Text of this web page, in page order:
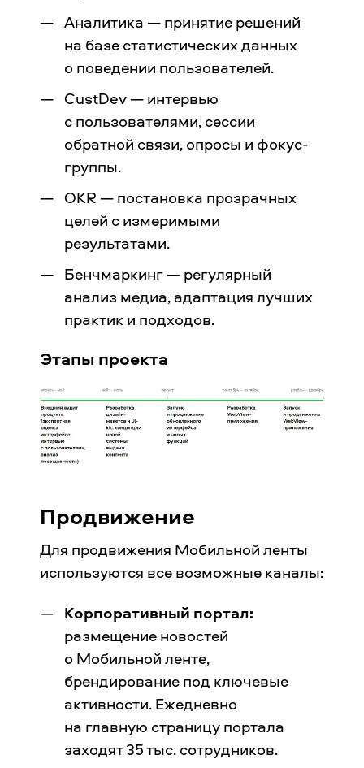
Аналитика — принятие решений
на базе статистических данных
о поведении пользователей.
CustDev — интервью
с пользователями, сессии
обратной связи, опросы и фокус-
группы.
OKR — постановка прозрачных
целей с измеримыми
результатами.
Бенчмаркинг — регулярный
анализ медиа, адаптация лучших
практик и подходов.
Этапы проекта
Продвижение
Для продвижения Мобильной ленты
используются все возможные каналы:
Корпоративный портал:
размещение новостей
о Мобильной ленте,
брендирование под ключевые
активности. Ежедневно
на главную страницу портала
заходят 35 тыс. сотрудников.